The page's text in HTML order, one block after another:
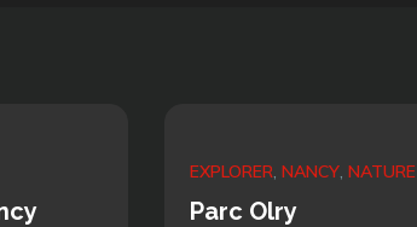
EXPLORER NANCY NATURE
Parc Olry